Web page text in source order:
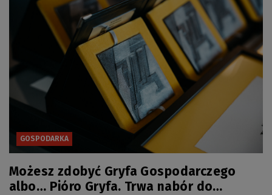
GOSPODARKA
Możesz zdobyć Gryfa Gospodarczego
albo… Pióro Gryfa. Trwa nabór do